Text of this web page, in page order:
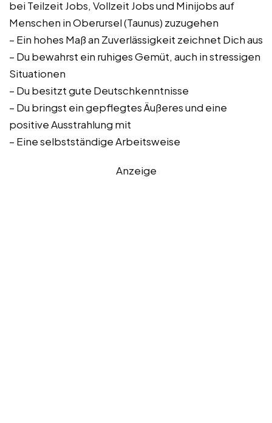
bei Teilzeit Jobs, Vollzeit Jobs und Minijobs auf
Menschen in Oberursel (Taunus) zuzugehen
– Ein hohes Maß an Zuverlässigkeit zeichnet Dich aus
– Du bewahrst ein ruhiges Gemüt, auch in stressigen
Situationen
– Du besitzt gute Deutschkenntnisse
– Du bringst ein gepflegtes Äußeres und eine
positive Ausstrahlung mit
– Eine selbstständige Arbeitsweise
Anzeige